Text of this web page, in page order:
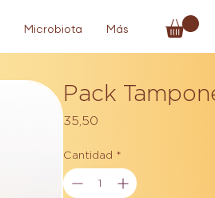
Microbiota Más
Pack
Cantidad *